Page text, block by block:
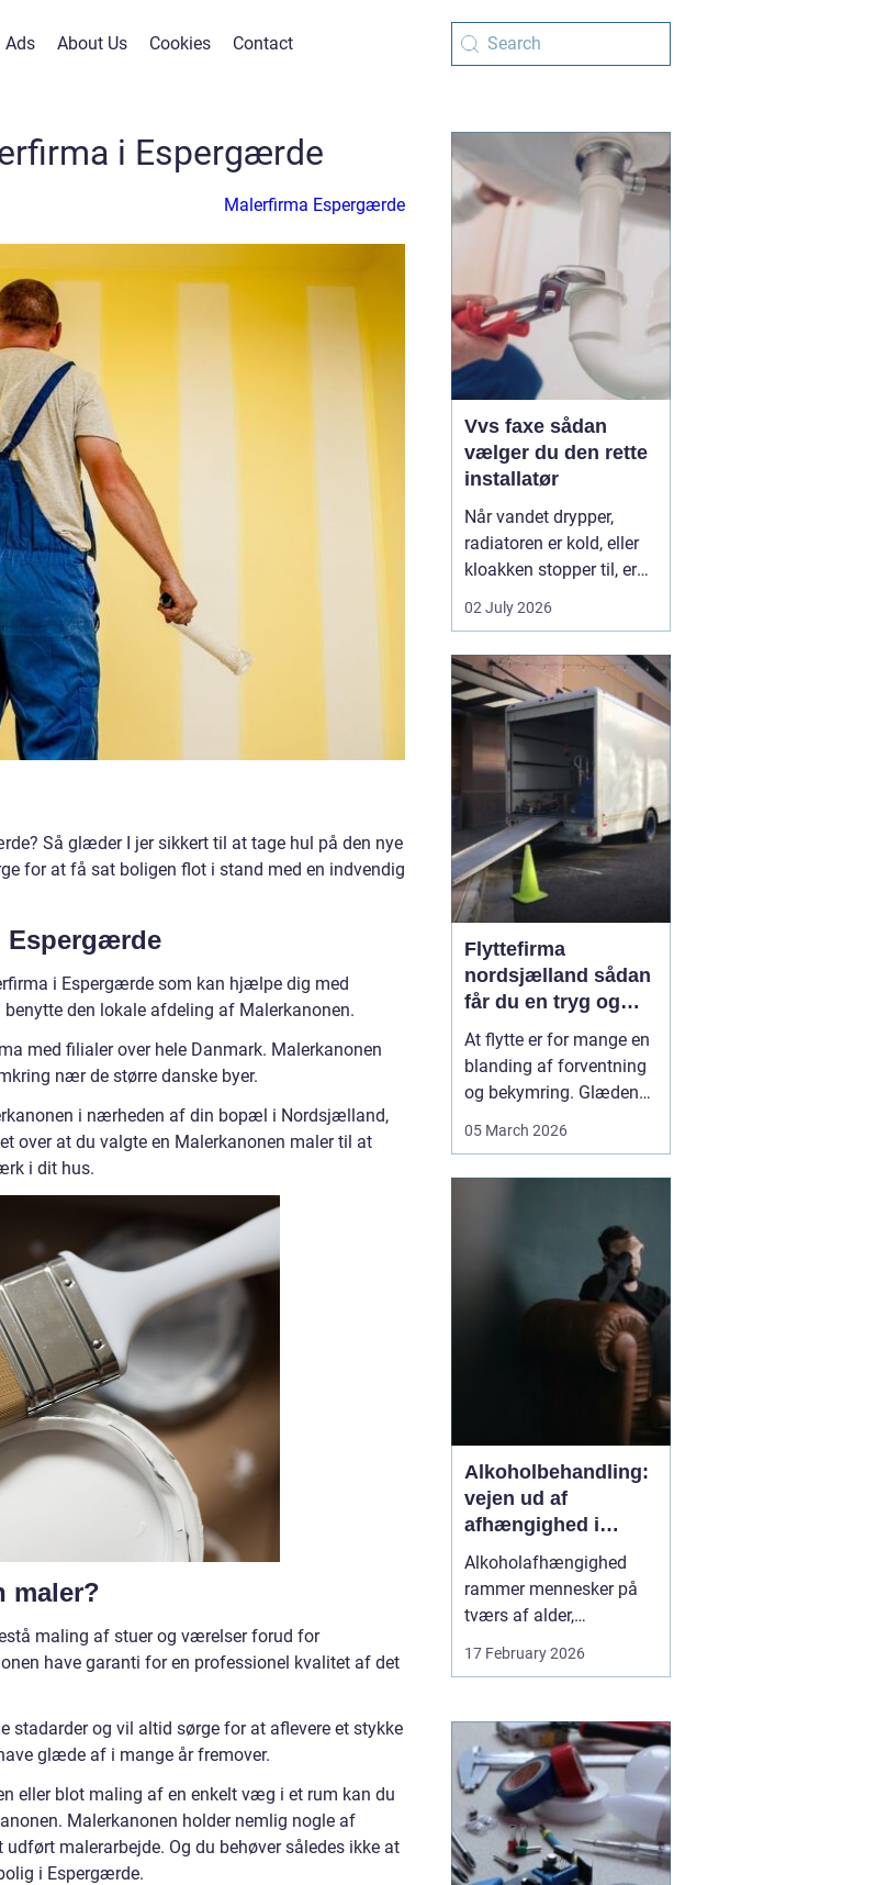
Ads About Us Cookies Contact
i Espergærde
Malerfirma Espergærde
Så glæder I jer sikkert til at tage hul på den nye
for at få sat boligen flot i stand med en indvendig
Espergærde
i Espergærde som kan hjælpe dig med
den lokale afdeling af Malerkanonen.
med filialer over hele Danmark. Malerkanonen
nær de større danske byer.
i nærheden af din bopæl i Nordsjælland,
over at du valgte en Malerkanonen maler til at
i dit hus.
maler?
maling af stuer og værelser forud for
have garanti for en professionel kvalitet af det
stadarder og vil altid sørge for at aflevere et stykke
glæde af i mange år fremover.
eller blot maling af en enkelt væg i et rum kan du
Malerkanonen holder nemlig nogle af
malerarbejde. Og du behøver således ikke at
i Espergærde.
Vvs faxe sådan
vælger du den rette
installatør
Når vandet drypper,
radiatoren er kold, eller
kloakken stopper til, er
en dygtig VVS-installatør
ikke bare rar at have det
Faxe-området findes der
flere firmaer, der kan
hjælpe, men kvalitet,
responstid og rådgivning
varierer m...
02 July 2026
Flyttefirma
nordsjælland sådan
får du en tryg og
effektiv flytning
At flytte er for mange en
blanding af forventning
og bekymring. Glæden
ved et nyt hjem bliver
logistik, der skal gå op.
Flyttefirma Nordsjæ...
05 March 2026
Alkoholbehandling:
vejen ud af
afhængighed i
trygge rammer
Alkoholafhængighed
rammer mennesker på
tværs af alder,
uddannelse og
baggrund. For mange
Et glas for at falde ned
efter arbejde, lidt ekstra i
weekenden, og pludselig
er alkoholen blevet en
nødve...
17 February 2026